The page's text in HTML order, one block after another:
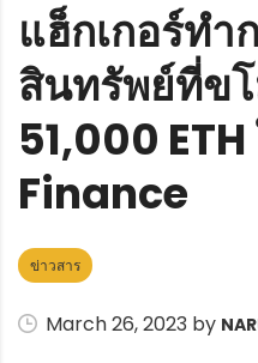
แฮ็กเกอร์ทำ
สินทรัพย์ที่ข
51,000
Finance
ข่าวสาร
March 26, 2023 by